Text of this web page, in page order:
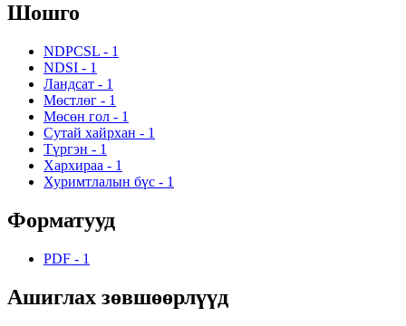
Шошго
NDPCSL - 1
NDSI - 1
Ландсат - 1
Мөстлөг - 1
Мөсөн гол - 1
Сутай хайрхан - 1
Түргэн - 1
Хархираа - 1
Хуримтлалын бүс - 1
Форматууд
PDF - 1
Ашиглах зөвшөөрлүүд